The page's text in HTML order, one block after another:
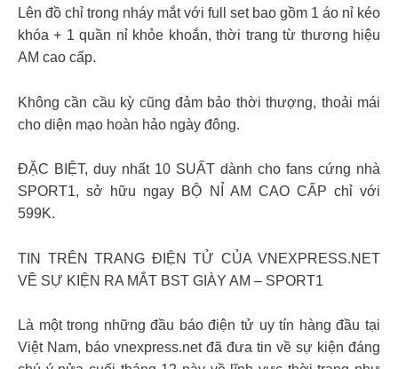
Lên đồ chỉ trong nháy mắt với full set bao gồm 1 áo nỉ kéo
khóa + 1 quần nỉ khỏe khoắn, thời trang từ thương hiệu
AM cao cấp.
Không cần cầu kỳ cũng đảm bảo thời thượng, thoải mái
cho diện mạo hoàn hảo ngày đông.
ĐẶC BIỆT, duy nhất 10 SUẤT dành cho fans cứng nhà
SPORT1, sở hữu ngay BỘ NỈ AM CAO CẤP chỉ với
599K.
TIN TRÊN TRANG ĐIỆN TỬ CỦA VNEXPRESS.NET
VỀ SỰ KIỆN RA MẮT BST GIÀY AM – SPORT1
Là một trong những đầu báo điện tử uy tín hàng đầu tại
Việt Nam, báo vnexpress.net đã đưa tin về sự kiện đáng